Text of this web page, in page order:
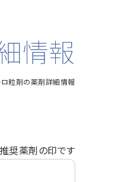
情報
ロ粒剤の薬剤詳細情報
奨薬剤の印です